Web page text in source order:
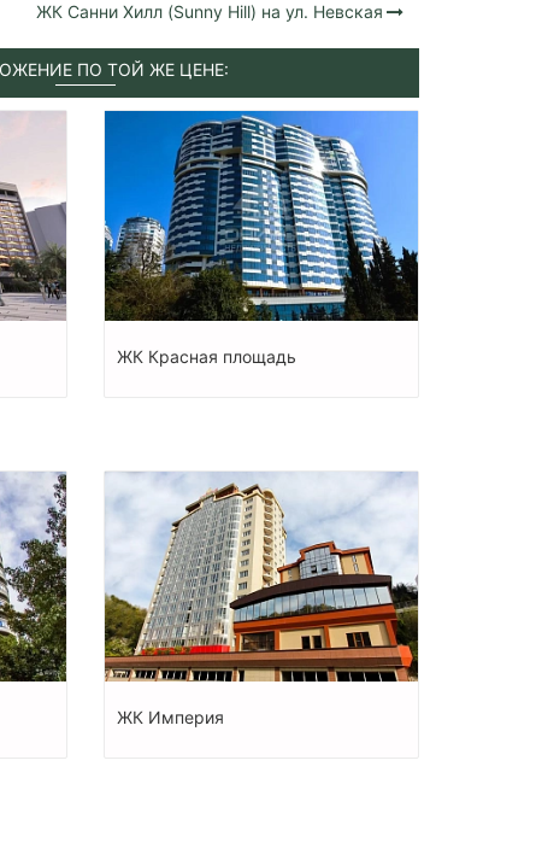
ЖК Санни Хилл (Sunny Hill) на ул. Невская
ПО ТОЙ ЖЕ ЦЕНЕ:
ЖК Красная площадь
ЖК Империя